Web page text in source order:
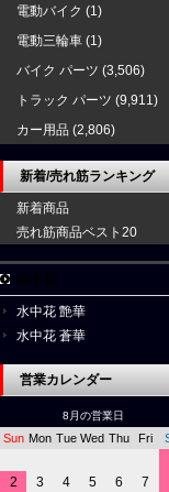
電動バイク (1)
電動三輪車 (1)
バイク パーツ (3,506)
トラック パーツ (9,911)
カー用品 (2,806)
新着/売れ筋ランキング
新着商品
売れ筋商品ベスト20
水中花 艶華
水中花 蒼華
営業カレンダー
8月の営業日
Sun Mon Tue Wed Thu Fri
2
3 4 5 6 7